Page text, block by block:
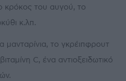
κρόκος του αυγού, το
κ.λπ.
μανταρίνια, το γκρέιπφρουτ
C, ένα αντιοξειδωτικό